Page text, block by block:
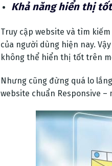
Khả năng hiển thị
Truy cập website và tìm
của người dùng hiện nay.
không thể hiển thị tốt trên
Nhưng cũng đừng quá lo
website chuẩn Responsive